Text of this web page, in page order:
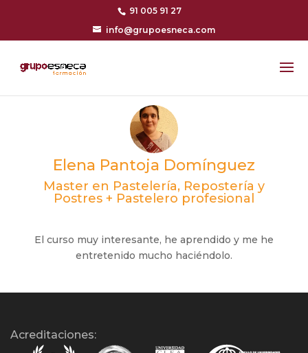
91 005 91 27
info@grupoesneca.com
Elena Pantoja Domínguez
Master en Pastelería, Repostería y
Postres + Pastelero profesional
El curso muy interesante, he aprendido y me he
entretenido mucho haciéndolo.
Acreditaciones: